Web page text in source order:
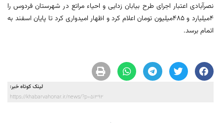
نصرآبادی اعتبار اجرای طرح بیابان زدایی و احیاء مراتع در شهرستان فردوس را
۴میلیارد و ۴۸۵میلیون تومان اعلام کرد و اظهار امیدواری کرد تا پایان اسفند به
اتمام برسد.
لینک کوتاه خبر:
https://khabarvahonar.ir/news/?p=51392